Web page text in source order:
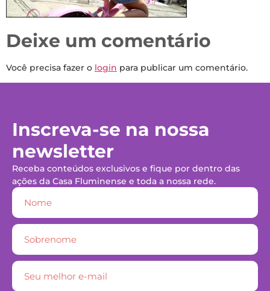
Deixe um comentário
Você precisa fazer o login para publicar um comentário.
Inscreva-se na nossa
newsletter
Receba conteúdos exclusivos e fique por dentro das
ações da Casa Fluminense e toda a nossa rede.